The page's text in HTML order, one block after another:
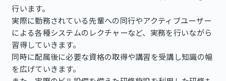
行います。
実際に勤務されている先輩への同行やアクティブユーザー
による各種システムのレクチャーなど、実務を行いながら
習得していきます。
同時に配属後に必要な資格の取得や講習を受講し知識の幅
を広げていきます。